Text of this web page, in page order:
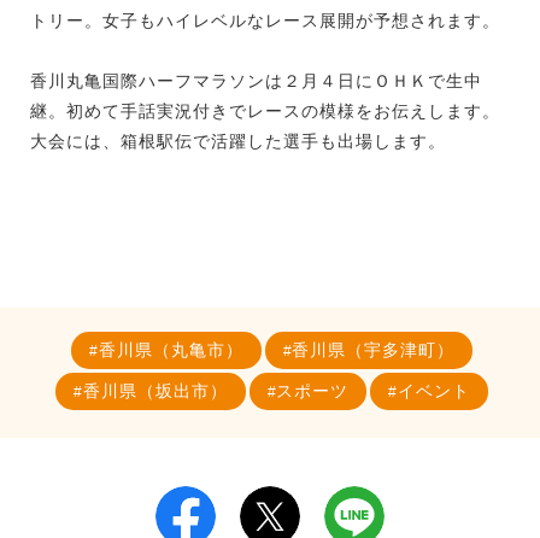
トリー。女子もハイレベルなレース展開が予想されます。
香川丸亀国際ハーフマラソンは２月４日にＯＨＫで生中
継。初めて手話実況付きでレースの模様をお伝えします。
大会には、箱根駅伝で活躍した選手も出場します。
香川県（丸亀市） 香川県（宇多津町）
香川県（坂出市） スポーツ イベント